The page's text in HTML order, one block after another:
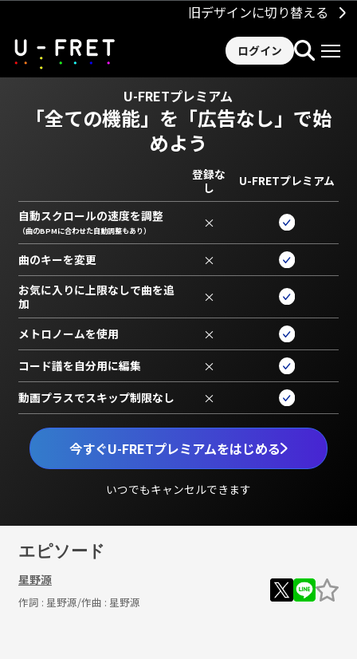
旧デザインに切り替える
ログイン
U-FRETプレミアム
「全ての機能」を 「広告なし」で始
めよう
今すぐU-FRETプレミアムをはじめる
いつでもキャンセルできます
登録な
し
U-FRETプレミアム
自動スクロールの速度を調整
（曲のBPMに合わせた自動調整もあり） ×
曲のキーを変更 ×
お気に入りに上限なしで曲を追
加
×
メトロノームを使用 ×
コード譜を自分用に編集 ×
動画プラスでスキップ制限なし ×
エピソード
星野源
作詞 : 星野源/作曲 : 星野源